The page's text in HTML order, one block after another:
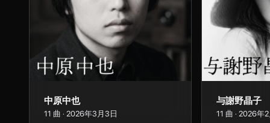
中原中也
11 曲 · 2026年3月3日
与謝野晶子
11 曲 · 2026年2